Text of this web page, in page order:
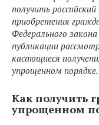
получить
приобретения
Федерального
публикации
касающиеся
упрощенном порядке.
Как получить
упрощенном